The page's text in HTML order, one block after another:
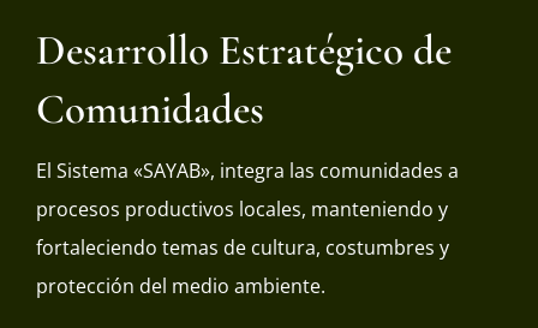
Desarrollo Estratégico de
Comunidades
El Sistema «SAYAB», integra las comunidades a
procesos productivos locales, manteniendo y
fortaleciendo temas de cultura, costumbres y
protección del medio ambiente.